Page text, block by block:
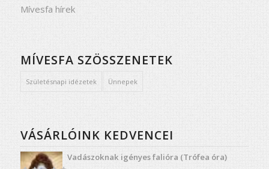
Mívesfa hírek
MÍVESFA SZÖSSZENETEK
Születésnapi idézetek Ünnepek
VÁSÁRLÓINK KEDVENCEI
Vadászoknak igényes falióra (Trófea óra)